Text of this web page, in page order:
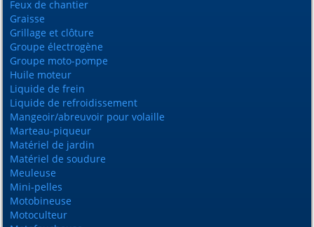
Feux de chantier
Graisse
Grillage et clôture
Groupe électrogène
Groupe moto-pompe
Huile moteur
Liquide de frein
Liquide de refroidissement
Mangeoir/abreuvoir pour volaille
Marteau-piqueur
Matériel de jardin
Matériel de soudure
Meuleuse
Mini-pelles
Motobineuse
Motoculteur